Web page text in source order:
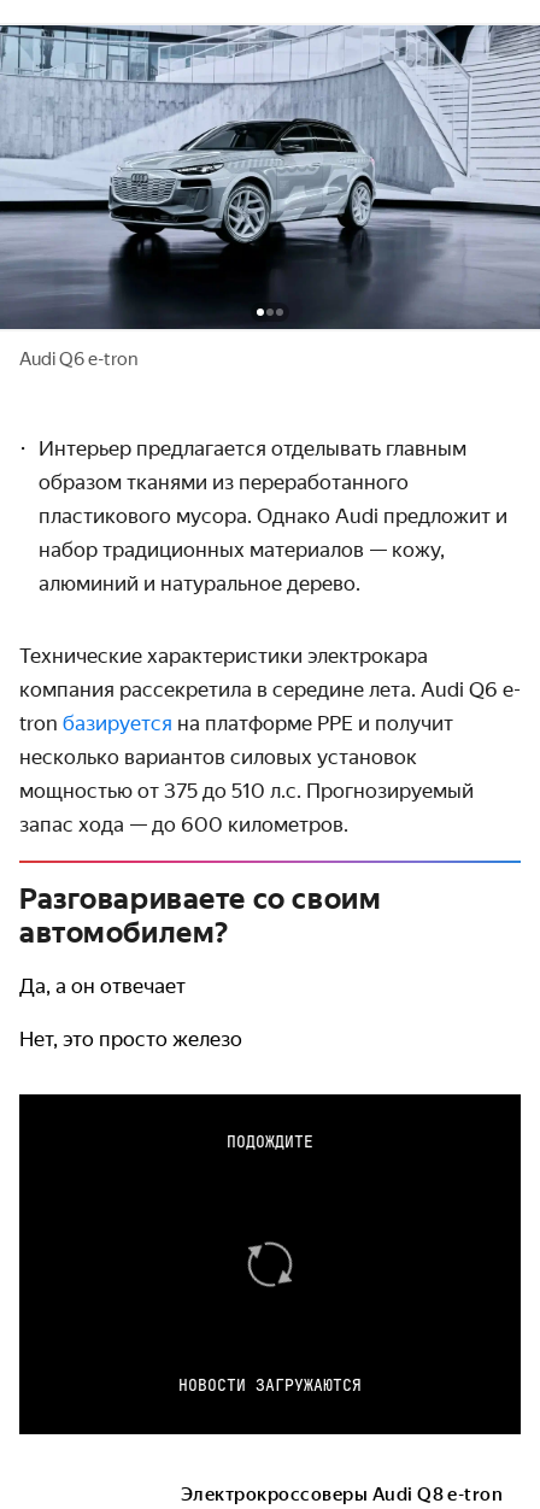
Audi Q6 e-tron
Интерьер предлагается отделывать главным
образом тканями из переработанного
пластикового мусора. Однако Audi предложит и
набор традиционных материалов — кожу,
алюминий и натуральное дерево.
Технические характеристики электрокара
компания рассекретила в середине лета. Audi Q6 e-
tron базируется на платформе PPE и получит
несколько вариантов силовых установок
мощностью от 375 до 510 л.с. Прогнозируемый
запас хода — до 600 километров.
Разговариваете со своим
автомобилем?
Да, а он отвечает
Нет, это просто железо
ПОДОЖДИТЕ
НОВОСТИ ЗАГРУЖАЮТСЯ
Электрокроссоверы Audi Q8 e-tron